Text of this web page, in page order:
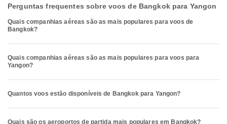
Perguntas frequentes sobre voos de Bangkok para Yangon
Quais companhias aéreas são as mais populares para voos de
Bangkok?
Quais companhias aéreas são as mais populares para voos para
Yangon?
Quantos voos estão disponíveis de Bangkok para Yangon?
Quais são os aeroportos de partida mais populares em Bangkok?